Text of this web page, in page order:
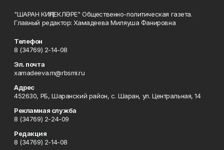
"ШАРАН КИҢЛЕКЛӘРЕ" Общественно-политическая газета.
Главный редактор: Хамадеева Миляуша Фанировна
Телефон
8 (34769) 2-14-08
Эл. почта
xamadeeva.m@rbsmi.ru
Адрес
452630, РБ, Шаранский район, с. Шаран, ул. Центральная, 14
Рекламная служба
8 (34769) 2-24-09
Редакция
8 (34769) 2-14-08